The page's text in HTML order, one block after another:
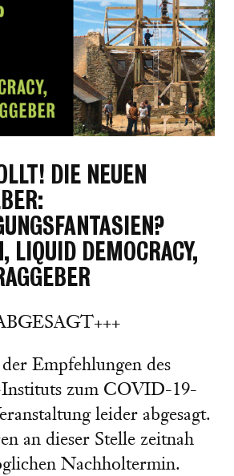
DIE NEUEN
LIQUID DEMOCRACY,
Empfehlungen des
zum COVID-19-
leider abgesagt.
an dieser Stelle zeitnah
Nachholtermin.